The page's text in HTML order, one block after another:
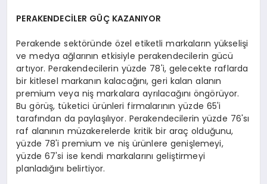
PERAKENDECİLER GÜÇ KAZANIYOR
Perakende sektöründe özel etiketli markaların yükselişi
ve medya ağlarının etkisiyle perakendecilerin gücü
artıyor. Perakendecilerin yüzde 78'i, gelecekte raflarda
bir kitlesel markanın kalacağını, geri kalan alanın
premium veya niş markalara ayrılacağını öngörüyor.
Bu görüş, tüketici ürünleri firmalarının yüzde 65'i
tarafından da paylaşılıyor. Perakendecilerin yüzde 76'sı
raf alanının müzakerelerde kritik bir araç olduğunu,
yüzde 78'i premium ve niş ürünlere genişlemeyi,
yüzde 67'si ise kendi markalarını geliştirmeyi
planladığını belirtiyor.